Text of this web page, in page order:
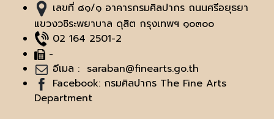
เลขที่ ๘๑/๑ อาคารกรมศิลปากร ถนนศรีอยุธยา
แขวงวชิระพยาบาล ดุสิต กรุงเทพฯ ๑๐๓๐๐
02 164 2501-2
-
อีเมล : saraban@finearts.go.th
Facebook: กรมศิลปากร The Fine Arts
Department